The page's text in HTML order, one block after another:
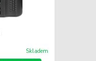
Skladem